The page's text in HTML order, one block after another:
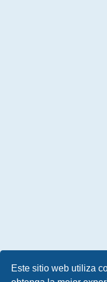
Este sitio web utiliza